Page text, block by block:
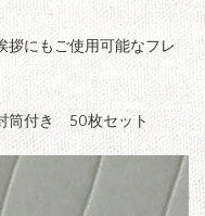
拶にもご使用可能なフレ
筒付き 50枚セット